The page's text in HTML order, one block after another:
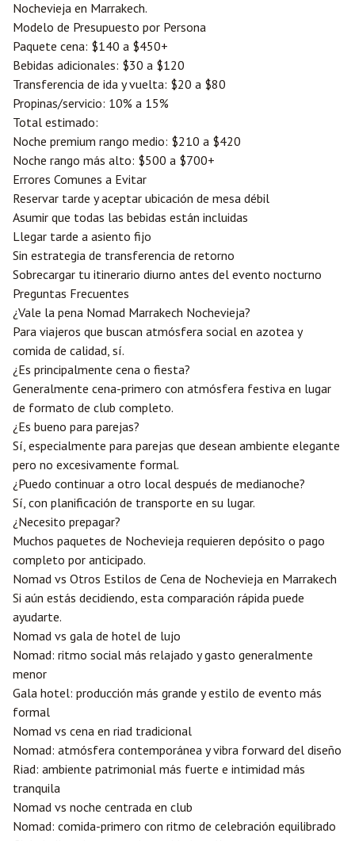
Nochevieja en Marrakech.
Modelo de Presupuesto por Persona
Paquete cena: $140 a $450+
Bebidas adicionales: $30 a $120
Transferencia de ida y vuelta: $20 a $80
Propinas/servicio: 10% a 15%
Total estimado:
Noche premium rango medio: $210 a $420
Noche rango más alto: $500 a $700+
Errores Comunes a Evitar
Reservar tarde y aceptar ubicación de mesa débil
Asumir que todas las bebidas están incluidas
Llegar tarde a asiento fijo
Sin estrategia de transferencia de retorno
Sobrecargar tu itinerario diurno antes del evento nocturno
Preguntas Frecuentes
¿Vale la pena Nomad Marrakech Nochevieja?
Para viajeros que buscan atmósfera social en azotea y
comida de calidad, sí.
¿Es principalmente cena o fiesta?
Generalmente cena-primero con atmósfera festiva en lugar
de formato de club completo.
¿Es bueno para parejas?
Sí, especialmente para parejas que desean ambiente elegante
pero no excesivamente formal.
¿Puedo continuar a otro local después de medianoche?
Sí, con planificación de transporte en su lugar.
¿Necesito prepagar?
Muchos paquetes de Nochevieja requieren depósito o pago
completo por anticipado.
Nomad vs Otros Estilos de Cena de Nochevieja en Marrakech
Si aún estás decidiendo, esta comparación rápida puede
ayudarte.
Nomad vs gala de hotel de lujo
Nomad: ritmo social más relajado y gasto generalmente
menor
Gala hotel: producción más grande y estilo de evento más
formal
Nomad vs cena en riad tradicional
Nomad: atmósfera contemporánea y vibra forward del diseño
Riad: ambiente patrimonial más fuerte e intimidad más
tranquila
Nomad vs noche centrada en club
Nomad: comida-primero con ritmo de celebración equilibrado